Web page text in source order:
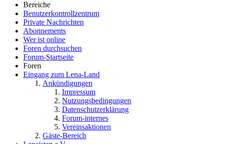
Bereiche
Benutzerkontrollzentrum
Private Nachrichten
Abonnements
Wer ist online
Foren durchsuchen
Forum-Startseite
Foren
Eingang zum Lena-Land
Ankündigungen
Impressum
Nutzungsbedingungen
Datenschutzerklärung
Forum-internes
Vereinsaktionen
Gäste-Bereich